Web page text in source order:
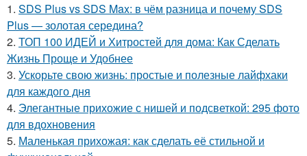
1. SDS Plus vs SDS Max: в чём разница и почему SDS
Plus — золотая середина?
2. ТОП 100 ИДЕЙ и Хитростей для дома: Как Сделать
Жизнь Проще и Удобнее
3. Ускорьте свою жизнь: простые и полезные лайфхаки
для каждого дня
4. Элегантные прихожие с нишей и подсветкой: 295 фото
для вдохновения
5. Маленькая прихожая: как сделать её стильной и